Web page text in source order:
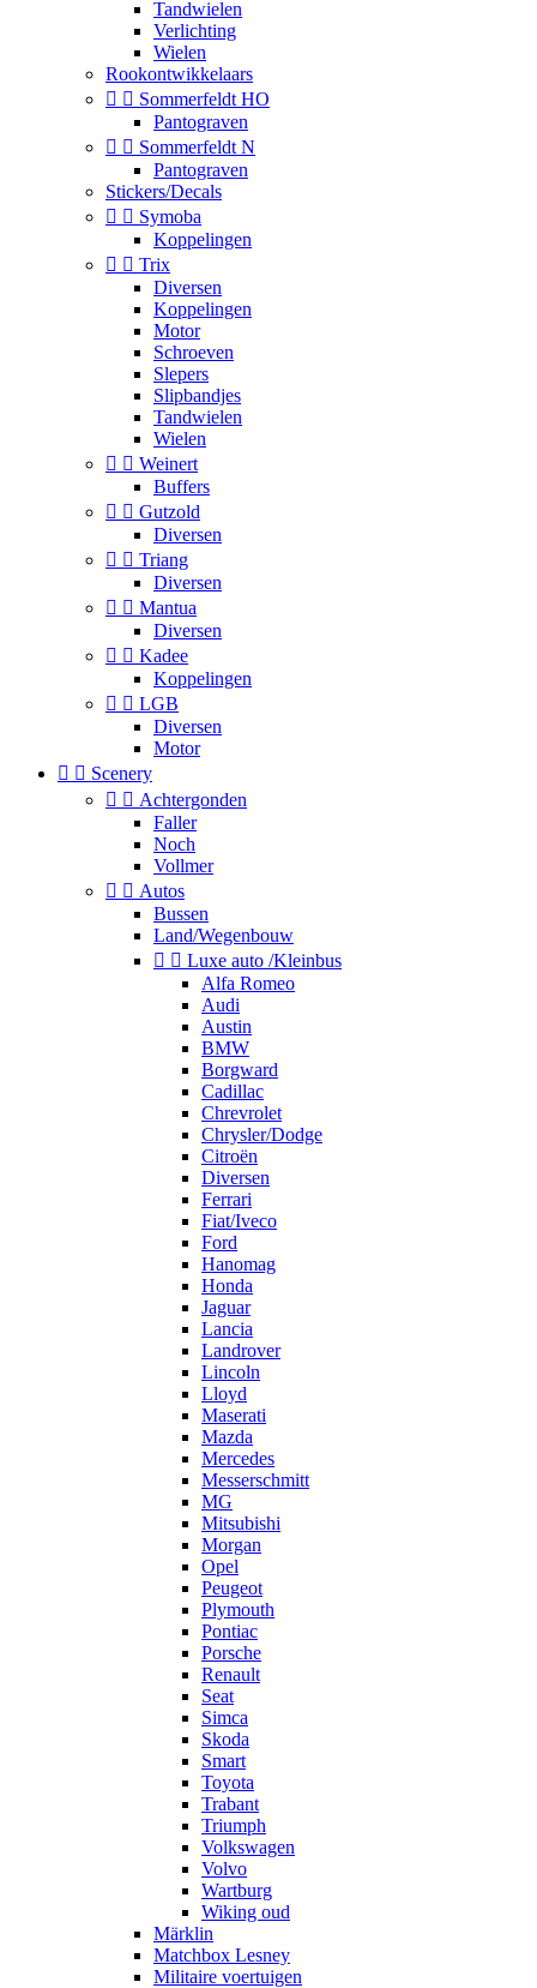
Tandwielen
Verlichting
Wielen
Rookontwikkelaars
  Sommerfeldt HO
Pantograven
  Sommerfeldt N
Pantograven
Stickers/Decals
  Symoba
Koppelingen
  Trix
Diversen
Koppelingen
Motor
Schroeven
Slepers
Slipbandjes
Tandwielen
Wielen
  Weinert
Buffers
  Gutzold
Diversen
  Triang
Diversen
  Mantua
Diversen
  Kadee
Koppelingen
  LGB
Diversen
Motor
  Scenery
  Achtergonden
Faller
Noch
Vollmer
  Autos
Bussen
Land/Wegenbouw
  Luxe auto /Kleinbus
Alfa Romeo
Audi
Austin
BMW
Borgward
Cadillac
Chrevrolet
Chrysler/Dodge
Citroën
Diversen
Ferrari
Fiat/Iveco
Ford
Hanomag
Honda
Jaguar
Lancia
Landrover
Lincoln
Lloyd
Maserati
Mazda
Mercedes
Messerschmitt
MG
Mitsubishi
Morgan
Opel
Peugeot
Plymouth
Pontiac
Porsche
Renault
Seat
Simca
Skoda
Smart
Toyota
Trabant
Triumph
Volkswagen
Volvo
Wartburg
Wiking oud
Märklin
Matchbox Lesney
Militaire voertuigen